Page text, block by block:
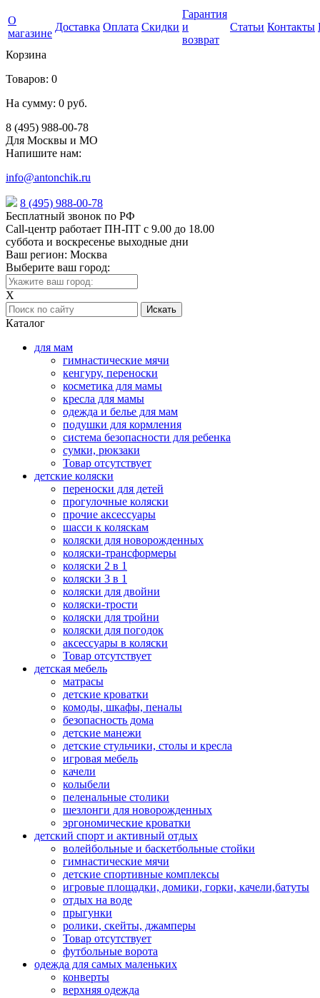
О
магазине
Доставка Оплата Скидки
Гарантия
и
возврат
Статьи Контакты
Корзина
Товаров: 0
На сумму: 0 руб.
8 (495) 988-00-78
Для Москвы и МО
Напишите нам:
info@antonchik.ru
8 (495) 988-00-78
Бесплатный звонок по РФ
Call-центр работает ПН-ПТ с 9.00 до 18.00
суббота и воскресенье выходные дни
Ваш регион: Москва
Выберите ваш город:
X
Каталог
для мам
гимнастические мячи
кенгуру, переноски
косметика для мамы
кресла для мамы
одежда и белье для мам
подушки для кормления
система безопасности для ребенка
сумки, рюкзаки
Товар отсутствует
детские коляски
переноски для детей
прогулочные коляски
прочие аксессуары
шасси к коляскам
коляски для новорожденных
коляски-трансформеры
коляски 2 в 1
коляски 3 в 1
коляски для двойни
коляски-трости
коляски для тройни
коляски для погодок
аксессуары в коляски
Товар отсутствует
детская мебель
матрасы
детские кроватки
комоды, шкафы, пеналы
безопасность дома
детские манежи
детские стульчики, столы и кресла
игровая мебель
качели
колыбели
пеленальные столики
шезлонги для новорожденных
эргономические кроватки
детский спорт и активный отдых
волейбольные и баскетбольные стойки
гимнастические мячи
детские спортивные комплексы
игровые площадки, домики, горки, качели,батуты
отдых на воде
прыгунки
ролики, скейты, джамперы
Товар отсутствует
футбольные ворота
одежда для самых маленьких
конверты
верхняя одежда